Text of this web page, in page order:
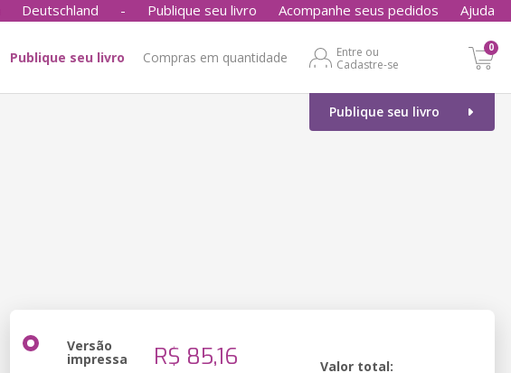
Deutschland - Publique seu livro Acompanhe seus pedidos Ajuda
Publique seu livro Compras em quantidade
Entre ou
Cadastre-se
0
Publique seu livro
Versão
impressa R$ 85,16 Valor total: